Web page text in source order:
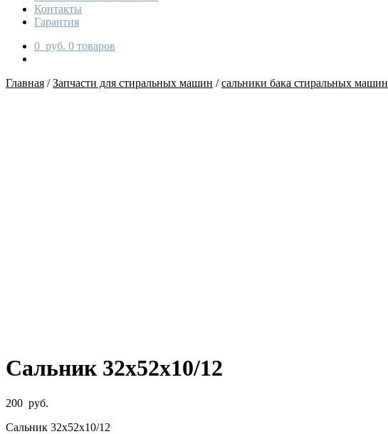
Контакты
Гарантия
0 руб. 0 товаров
Главная /Запчасти для стиральных машин /сальники бака стиральных машин
Сальник 32х52х10/12
200 руб.
Сальник 32х52х10/12